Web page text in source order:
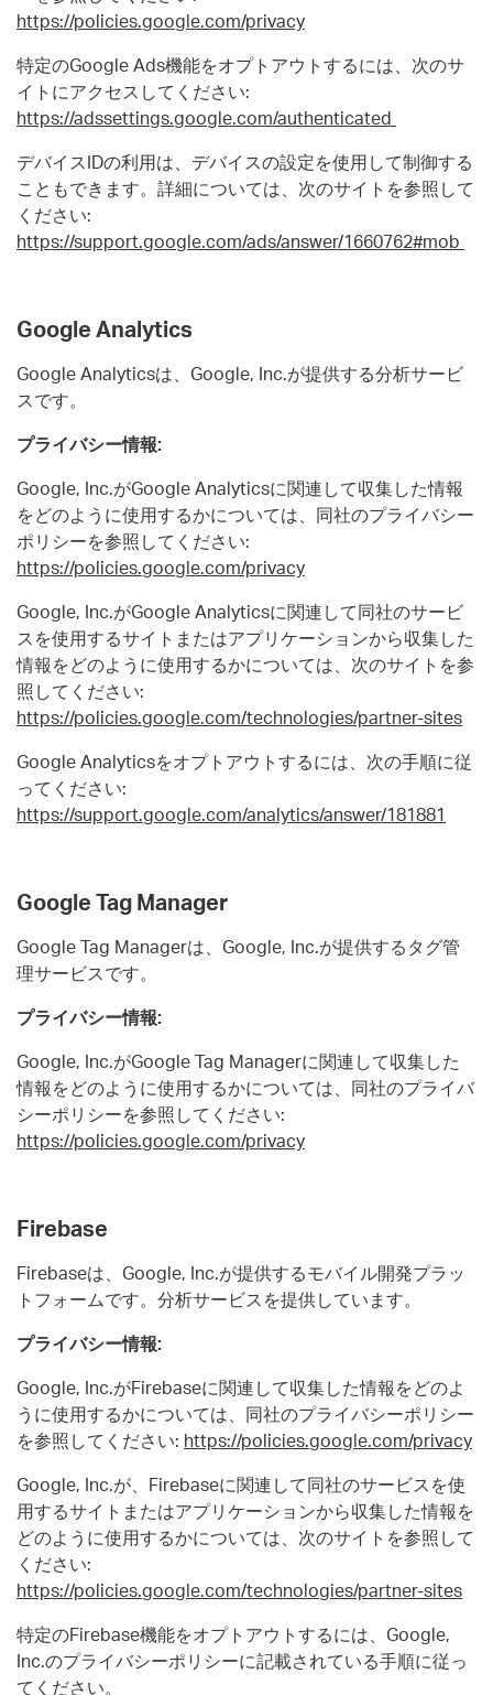
https://policies.google.com/privacy
特定のGoogle Ads機能をオプトアウトするには、次のサ
イトにアクセスしてください:
https://adssettings.google.com/authenticated
デバイスIDの利用は、デバイスの設定を使用して制御する
こともできます。詳細については、次のサイトを参照して
ください:
https://support.google.com/ads/answer/1660762#mob
Google Analytics
Google Analyticsは、Google, Inc.が提供する分析サービ
スです。
プライバシー情報:
Google, Inc.がGoogle Analyticsに関連して収集した情報
をどのように使用するかについては、同社のプライバシー
ポリシーを参照してください:
https://policies.google.com/privacy
Google, Inc.がGoogle Analyticsに関連して同社のサービ
スを使用するサイトまたはアプリケーションから収集した
情報をどのように使用するかについては、次のサイトを参
照してください:
https://policies.google.com/technologies/partner-sites
Google Analyticsをオプトアウトするには、次の手順に従
ってください:
https://support.google.com/analytics/answer/181881
Google Tag Manager
Google Tag Managerは、Google, Inc.が提供するタグ管
理サービスです。
プライバシー情報:
Google, Inc.がGoogle Tag Managerに関連して収集した
情報をどのように使用するかについては、同社のプライバ
シーポリシーを参照してください:
https://policies.google.com/privacy
Firebase
Firebaseは、Google, Inc.が提供するモバイル開発プラッ
トフォームです。分析サービスを提供しています。
プライバシー情報:
Google, Inc.がFirebaseに関連して収集した情報をどのよ
うに使用するかについては、同社のプライバシーポリシー
を参照してください: https://policies.google.com/privacy
Google, Inc.が、Firebaseに関連して同社のサービスを使
用するサイトまたはアプリケーションから収集した情報を
どのように使用するかについては、次のサイトを参照して
ください:
https://policies.google.com/technologies/partner-sites
特定のFirebase機能をオプトアウトするには、Google,
Inc.のプライバシーポリシーに記載されている手順に従っ
てください。